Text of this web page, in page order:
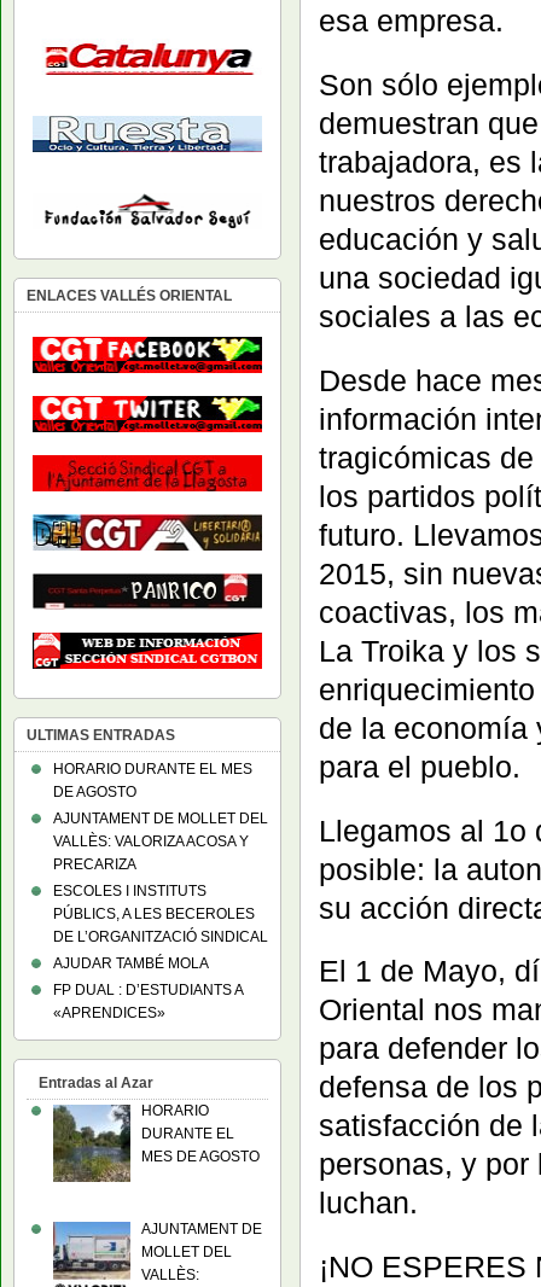
esa empresa.
Son sólo
demuestran
trabajadora, es
nuestros
educación y
una sociedad
sociales a las
Desde hace
información
tragicómicas
los partidos
futuro.
2015, sin
coactivas, los
La Troika y los
de la economía
para el pueblo.
Llegamos al 1o
posible: la
su acción
El 1 de Mayo,
Oriental nos
para defender
defensa de los
satisfacción de
personas, y
luchan.
¡NO
ENLACES VALLÉS ORIENTAL
ULTIMAS ENTRADAS
HORARIO DURANTE EL MES
DE AGOSTO
AJUNTAMENT DE MOLLET DEL
VALLÈS: VALORIZA ACOSA Y
PRECARIZA
ESCOLES I INSTITUTS
PÚBLICS, A LES BECEROLES
DE L’ORGANITZACIÓ SINDICAL
AJUDAR TAMBÉ MOLA
FP DUAL : D’ESTUDIANTS A
«APRENDICES»
Entradas al Azar
HORARIO
DURANTE EL
MES DE AGOSTO
AJUNTAMENT DE
MOLLET DEL
VALLÈS: